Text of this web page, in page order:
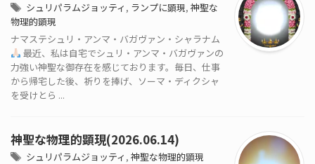
シュリパラムジョッティ , ランプに顕現, 神聖な
物理的顕現
ナマステシュリ・アンマ・バガヴァン・シャラナム
最近、私は自宅でシュリ・アンマ・バガヴァンの
力強い神聖な御存在を感じております。毎日、仕事
から帰宅した後、祈りを捧げ、ソーマ・ディクシャ
を受けとら ...
神聖な物理的顕現(2026.06.14)
シュリパラムジョッティ , 神聖な物理的顕現